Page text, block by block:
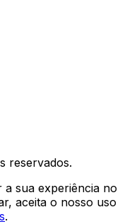
reservados.
sua experiência no
aceita o nosso uso
.